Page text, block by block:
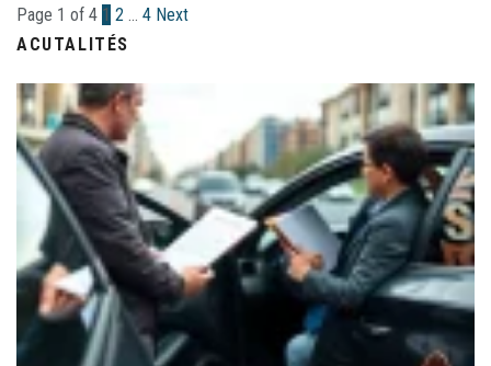
Page 1 of 4 1 2 … 4 Next
ACUTALITÉS